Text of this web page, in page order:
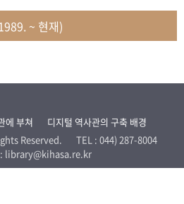
실
증진팀
이터연구센터
연구실
~ 현재)
에 부쳐
디지털 역사관의 구축 배경
Reserved.
TEL : 044) 287-8004
library@kihasa.re.kr